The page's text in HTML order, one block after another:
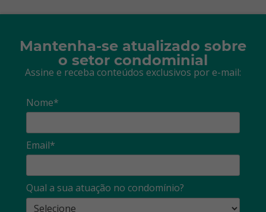
Mantenha-se atualizado sobre
o setor condominial
Assine e receba conteúdos exclusivos por e-mail:
Nome*
Email*
Qual a sua atuação no condomínio?